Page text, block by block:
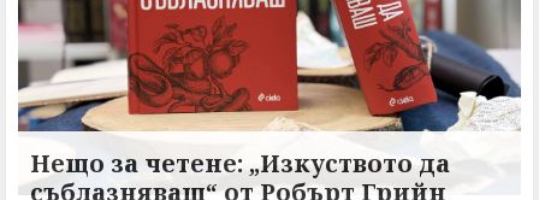
Нещо за четене: „Изкуството да
съблазняваш“ от Робърт Грийн